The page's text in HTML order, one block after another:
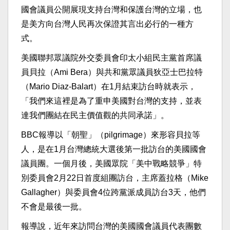
國會議員公開展現支持台灣和保護台灣的立場，也
是美方向台灣人民再次保證其言出必行的一種方
式。
美國聯邦眾議院外交委員會印太小組民主黨首席議
員貝拉（Ami Bera）與共和黨眾議員狄亞士巴拉特
（Mario Diaz-Balart）在1月結束訪台時就表示，
「我們來這裡是為了重申美國對台灣的支持，並表
達我們團結在民主價值觀的共同承諾」。
BBC報導以「朝聖」（pilgrimage）來形容貝拉等
人，是在1月台灣總統大選後第一批訪台的美國國會
議員團。一個月後，美國眾院「美中戰略競爭」特
別委員會2月22日首度組團訪台，主席蓋拉格（Mike
Gallagher）與委員會4位跨黨派成員訪台3天，他們
不會是最後一批。
報導說，近年來訪問台灣的美國國會議員代表團數